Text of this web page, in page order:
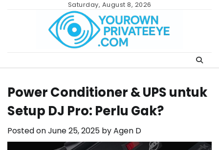
Saturday, August 8, 2026
Power Conditioner & UPS untuk
Setup DJ Pro: Perlu Gak?
Posted onJune 25, 2025 byAgen D